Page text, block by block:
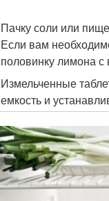
Пачку соли или
Если вам
половинку лимона
Измельченные
емкость и